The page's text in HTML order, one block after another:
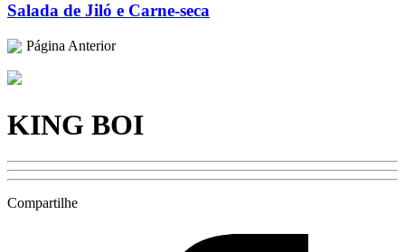
Salada de Jiló e Carne-seca
Página Anterior
KING BOI
Compartilhe